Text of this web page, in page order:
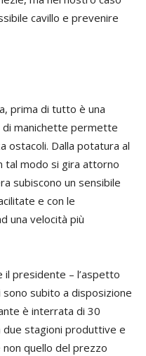
cavillo e prevenire
prima di tutto è una
di manichette permette
ostacoli. Dalla potatura al
tal modo si gira attorno
subiscono un sensibile
e con le
una velocità più
il presidente – l’aspetto
subito a disposizione
è interrata di 30
due stagioni produttive e
quello del prezzo